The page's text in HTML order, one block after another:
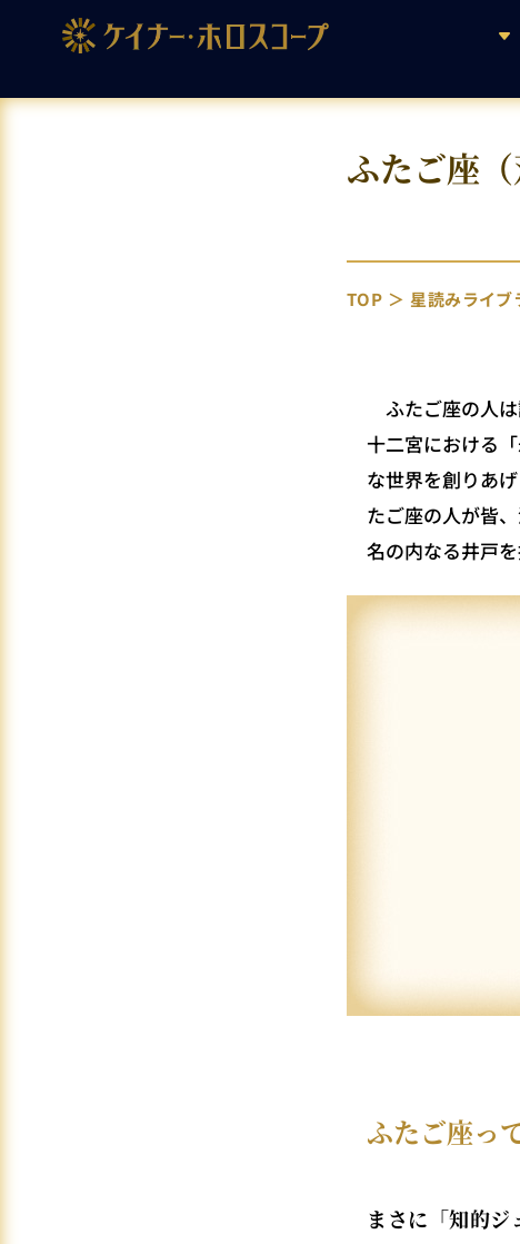
ふたご座
TOP 星読みライブ
ふたご座の人
十二宮における
な世界を創りあ
たご座の人が皆
名の内なる井戸
ふたご座っ
まさに「知的ジ